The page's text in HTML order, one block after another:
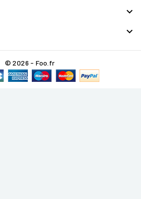


© 2026 - Foo.fr